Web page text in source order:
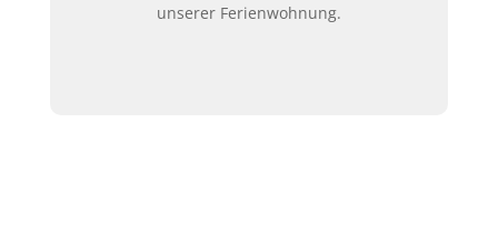
unserer Ferienwohnung.